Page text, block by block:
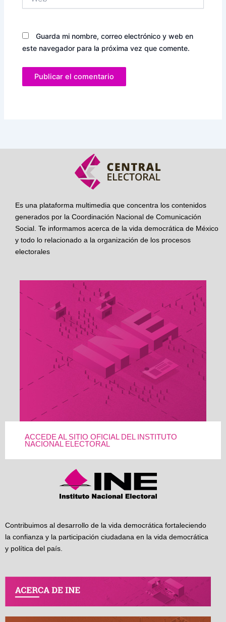
Guarda mi nombre, correo electrónico y web en
este navegador para la próxima vez que comente.
Es una plataforma multimedia que concentra los contenidos
generados por la Coordinación Nacional de Comunicación
Social. Te informamos acerca de la vida democrática de México
y todo lo relacionado a la organización de los procesos
electorales
ACCEDE AL SITIO OFICIAL DEL INSTITUTO
NACIONAL ELECTORAL
Contribuimos al desarrollo de la vida democrática fortaleciendo
la confianza y la participación ciudadana en la vida democrática
y política del país.